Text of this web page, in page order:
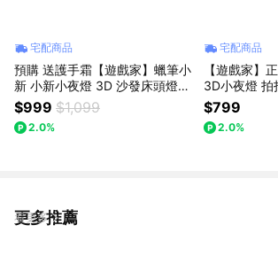
宅配商品
預購 送護手霜【遊戲家】蠟筆小
新 小新小夜燈 3D 沙發床頭燈
蠟筆小新床頭燈 (盲盒顏色隨機
出貨) 生日快樂
$999 $1,099
2.0%
宅配商品
【遊戲家】
3D小夜燈 拍
$799
2.0%
更多推薦
看更多